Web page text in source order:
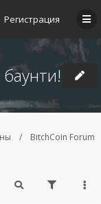
Регистрация
BitchCoin Forum